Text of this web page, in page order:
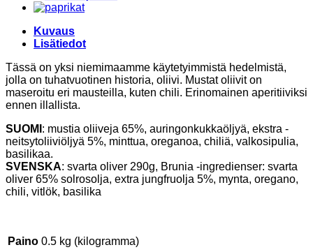
Kuvaus
Lisätiedot
Tässä on yksi niemimaamme käytetyimmistä hedelmistä,
jolla on tuhatvuotinen historia, oliivi. Mustat oliivit on
maseroitu eri mausteilla, kuten chili. Erinomainen aperitiiviksi
ennen illallista.
SUOMI : mustia oliiveja 65%, auringonkukkaöljyä, ekstra -
neitsytoliiviöljyä 5%, minttua, oreganoa, chiliä, valkosipulia,
basilikaa.
SVENSKA: svarta oliver 290g, Brunia -ingredienser: svarta
oliver 65% solrosolja, extra jungfruolja 5%, mynta, oregano,
chili, vitlök, basilika
Paino 0.5 kg (kilogramma)